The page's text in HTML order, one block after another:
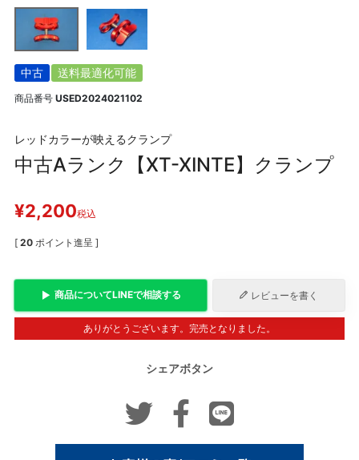
中古 送料最適化可能
商品番号 USED2024021102
レッドカラーが映えるクランプ
中古Aランク【XT-XINTE】クランプ
¥2,200税込
[ 20 ポイント進呈 ]
商品についてLINEで相談する レビューを書く
ありがとうございます。完売となりました。
シェアボタン